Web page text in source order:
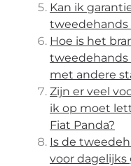
Kan ik
tweedehands
Hoe is het
tweedehands
met andere
Zijn er veel
ik op moet
Fiat Panda?
Is de
voor dagelijks